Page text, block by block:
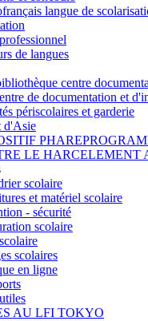
français langue de
de langues
centre
de documentation et
périscolaires et garderie
d'Asie
PHARE
LE HARCELEMENT
scolaire
et matériel scolaire
- sécurité
scolaire
scolaires
en ligne
AU LFI TOKYO